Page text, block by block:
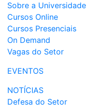
Sobre a Universidade
Cursos Online
Cursos Presenciais
On Demand
Vagas do Setor
EVENTOS
NOTÍCIAS
Defesa do Setor